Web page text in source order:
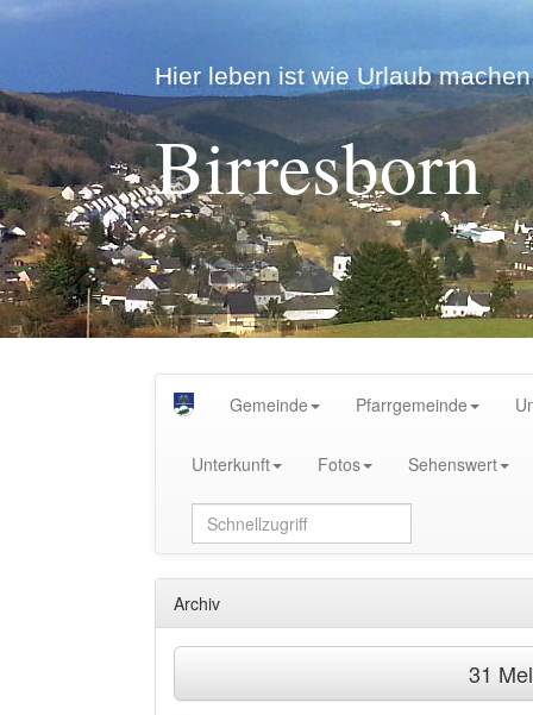
Hier leben ist wie Urlaub
Birresborn
Gemeinde Pfarrgemeinde
Unterkunft Fotos Sehenswert
Archiv
31